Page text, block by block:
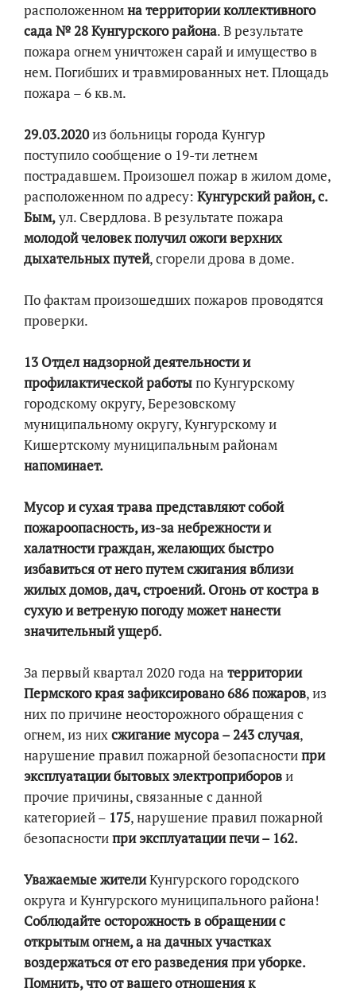
расположенномна территории коллективного
сада № 28 Кунгурского района. В результате
пожара огнем уничтожен сарай и имущество в
нем. Погибших и травмированных нет. Площадь
пожара – 6 кв.м.
29.03.2020из больницы города Кунгур
поступило сообщение о 19-ти летнем
пострадавшем. Произошел пожар в жилом доме,
расположенном по адресу: Кунгурский район, с.
Бым,ул. Свердлова. В результате пожара
молодой человек получил ожоги верхних
дыхательных путей, сгорели дрова в доме.
По фактам произошедших пожаров проводятся
проверки.
13 Отдел надзорной деятельности и
профилактической работыпо Кунгурскому
городскому округу, Березовскому
муниципальному округу, Кунгурскому и
Кишертскому муниципальным районам
напоминает.
Мусор и сухая трава представляют собой
пожароопасность, из-за небрежности и
халатности граждан, желающих быстро
избавиться от него путем сжигания вблизи
жилых домов, дач, строений. Огонь от костра в
сухую и ветреную погоду может нанести
значительный ущерб.
За первый квартал 2020 года на территории
Пермского края зафиксировано 686 пожаров, из
них по причине неосторожного обращения с
огнем, из нихсжигание мусора – 243 случая,
нарушение правил пожарной безопасностипри
эксплуатации бытовых электроприборови
прочие причины, связанные с данной
категорией – 175, нарушение правил пожарной
безопасностипри эксплуатации печи – 162.
Уважаемые жителиКунгурского городского
округа и Кунгурского муниципального района!
Соблюдайте осторожность в обращении с
открытым огнем, а на дачных участках
воздержаться от его разведения при уборке.
Помнить, что от вашего отношения к